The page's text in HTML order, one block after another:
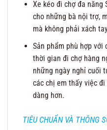
Xe kéo đi chợ đa năng
cho những bà nội trợ,
mà không phải xách
Sản phẩm phù hợp với
thời gian đi chợ hàng
những ngày nghỉ cuối
các chị em thấy việc
dàng hơn.
TIÊU CHUẨN VÀ THÔNG